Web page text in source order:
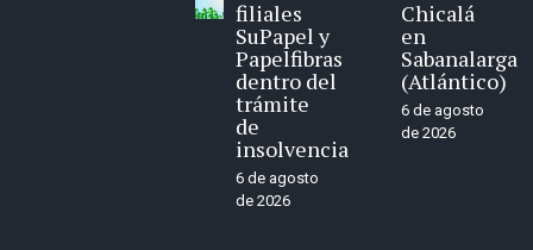
filiales
SuPapel y
Papelfibras
dentro del
trámite
de
insolvencia
6 de agosto
de 2026
Chicalá
en
Sabanalarga
(Atlántico)
6 de agosto
de 2026